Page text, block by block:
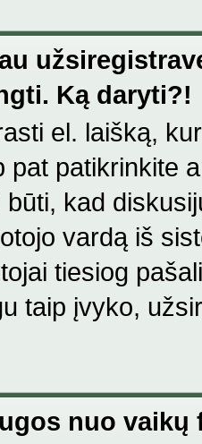
Ką daryti?!
el. laišką,
pat patikrinkite
kad
vardą iš
tiesiog
taip įvyko,
nuo vaikų